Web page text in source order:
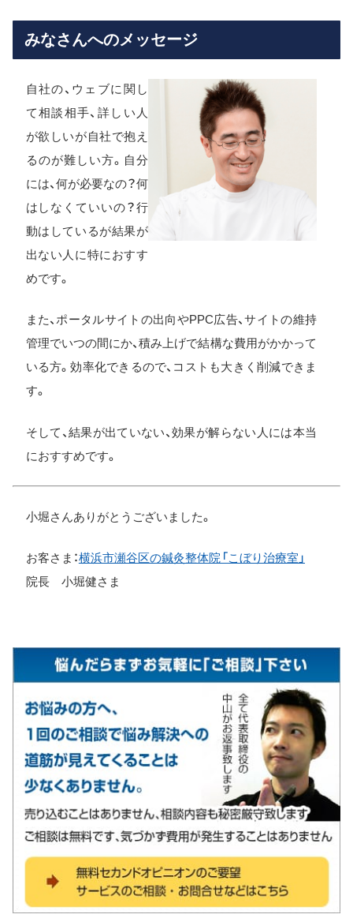
みなさんへのメッセージ
自社の、ウェブに関し
て相談相手、詳しい人
が欲しいが自社で抱え
るのが難しい方。自分
には、何が必要なの？何
はしなくていいの？行
動はしているが結果が
出ない人に特におすす
めです。
また、ポータルサイトの出向やPPC広告、サイトの維持
管理でいつの間にか、積み上げで結構な費用がかかって
いる方。効率化できるので、コストも大きく削減できま
す。
そして、結果が出ていない、効果が解らない人には本当
におすすめです。
小堀さんありがとうございました。
お客さま：横浜市瀬谷区の鍼灸整体院「こぼり治療室」
院長 小堀健さま